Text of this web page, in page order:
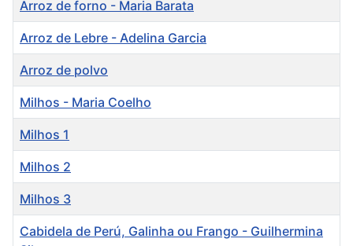
Arroz de forno - Maria Barata
Arroz de Lebre - Adelina Garcia
Arroz de polvo
Milhos - Maria Coelho
Milhos 1
Milhos 2
Milhos 3
Cabidela de Perú, Galinha ou Frango - Guilhermina